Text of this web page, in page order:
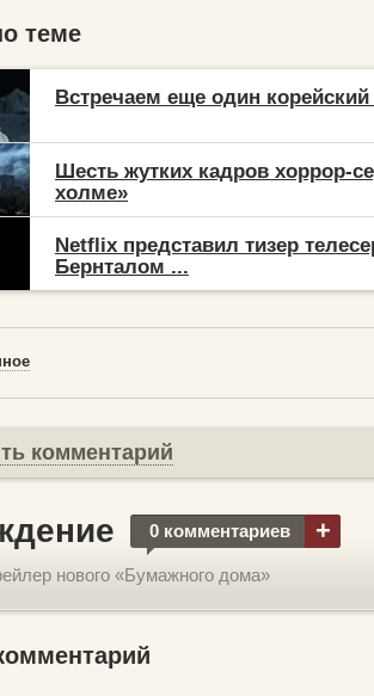
теме
Встречаем еще один
Шесть жутких кадров хоррор-
холме»
Netflix представил тизер
Бернталом ...
комментарий
0 комментариев +
нового «Бумажного дома»